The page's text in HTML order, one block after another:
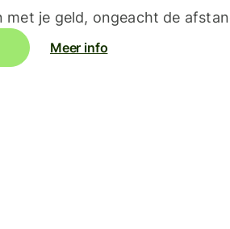
met je geld, ongeacht de
Meer info